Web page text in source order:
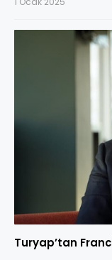
Turyap’tan